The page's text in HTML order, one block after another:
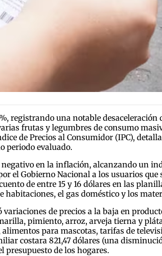
registrando una notable
frutas y legumbres de consumo
de Precios al Consumidor (IPC),
periodo evaluado.
en la inflación, alcanzando un
el Gobierno Nacional a los usuarios
de entre 15 y 16 dólares en las
el gas doméstico y los
de precios a la baja en
pimiento, arroz, arveja tierna y
para mascotas, tarifas de
costara 821,47 dólares (una
presupuesto de los hogares.